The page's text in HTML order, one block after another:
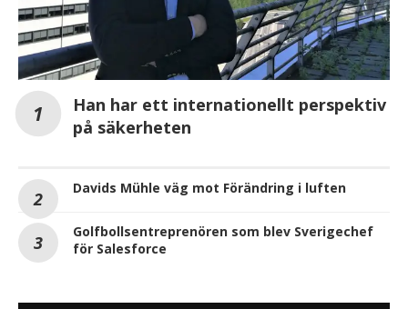
Han har ett internationellt perspektiv
på säkerheten
Davids Mühle väg mot Förändring i luften
Golfbollsentreprenören som blev Sverigechef
för Salesforce